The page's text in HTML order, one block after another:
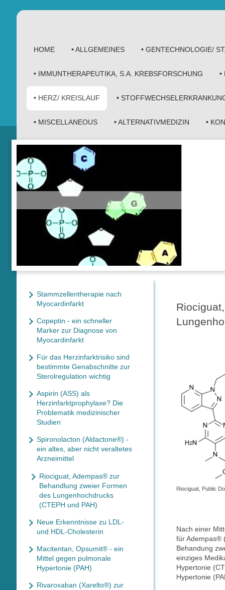
HOME • ALLGEMEINES • GENTECHNOLOGIE/
• IMMUNTHERAPEUTIKA, S.A. KREBSFORSCHUNG •
• HERZ/ KREISLAUF •
• MISCELLANEOUS • ALTERNATIVMEDIZIN •
Riociguat, Public
Nach einer
für Adempas®
Behandung
einziges
Hypertonie
Hypertonie
Stammzellentherapie nach
Myocardinfarkt
Copeptin - ein schneller
Marker zur Diagnose von
Myocardinfarkt
Für das Herzinfarktrisiko sind
bestimmte Genabschnitte zur
Sterolregulation wichtig
Aspirin (ASS) als
Herzinfarktprophylaxe? Die
Problematik medizinischer
Studien
Spironolacton (Aldactone®) -
ein altes, aber nicht veraltetes
Arzneimittel
Riociguat, Adempas® zur
Behandlung zweier Formen
des Lungenhochdrucks
(CTEPH und PAH)
Neue Erkenntnisse zu LDL-
und HDL-Cholesterin
Macitentan, Opsumit® - ein
Mittel gegen pulmonale
Hypertonie (PAH)
Rivaroxaban (Xarelto®) zur